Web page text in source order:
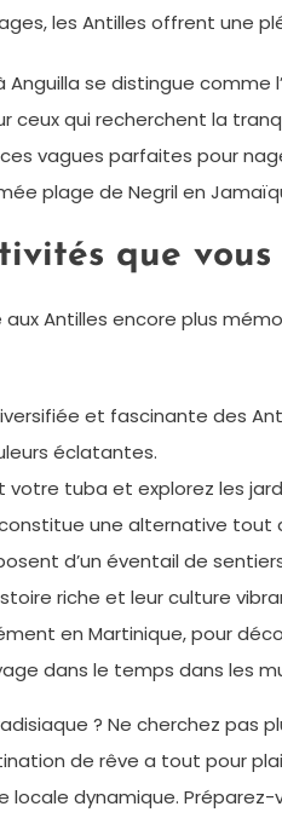
les Antilles offrent une
Anguilla se distingue
ceux qui recherchent la
vagues parfaites pour
plage de Negril en
que
Antilles encore plus
et fascinante des
éclatantes.
votre tuba et explorez les
une alternative tout
d’un éventail de
riche et leur culture
en Martinique, pour
dans le temps dans les
? Ne cherchez
de rêve a tout pour
dynamique.